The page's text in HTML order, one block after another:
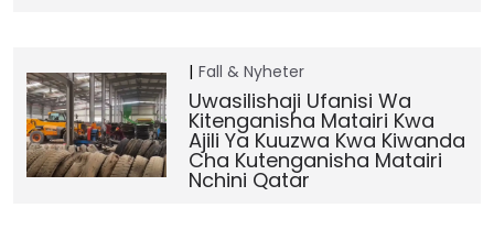
Fall & Nyheter
Uwasilishaji Ufanisi Wa
Kitenganisha Matairi Kwa
Ajili Ya Kuuzwa Kwa Kiwanda
Cha Kutenganisha Matairi
Nchini Qatar